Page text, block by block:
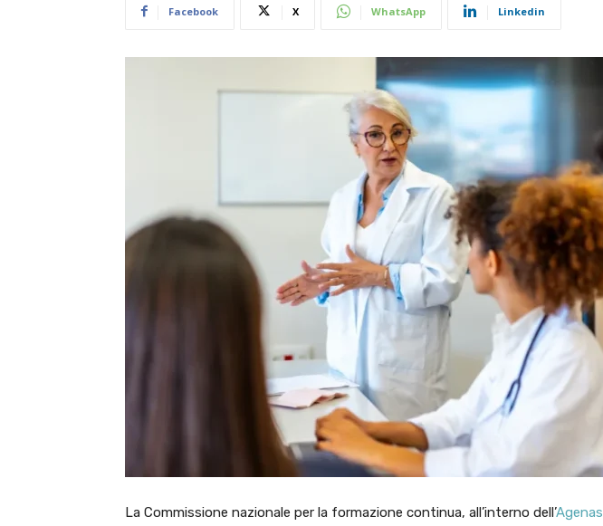
Facebook X WhatsApp Linkedin
La Commissione nazionale per la formazione continua, all’interno dell’Agenas